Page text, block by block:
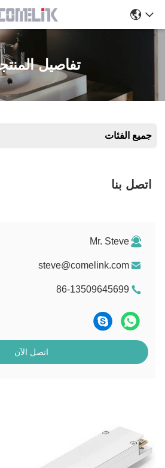
تفاصيل المنتجات
الفئات
بنا
Mr. Steve
steve@comelink.com
86-13509645699
اتصل الآن